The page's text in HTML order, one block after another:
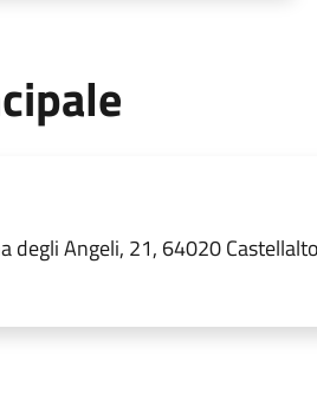
degli Angeli, 21, 64020